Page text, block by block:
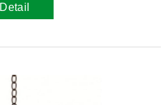
Detail